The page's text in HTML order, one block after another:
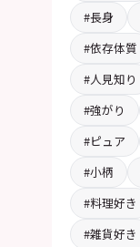
#長身
#依存体質
#人見知り
#強がり
#ピュア
#小柄
#料理好き
#雑貨好き